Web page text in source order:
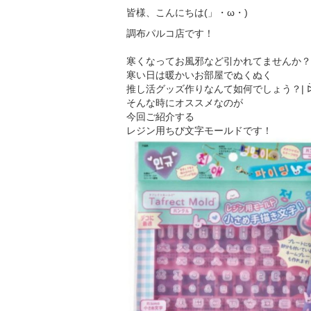
皆様、こんにちは(」・ω・)
調布パルコ店です！
寒くなってお風邪など引かれてませんか？
寒い日は暖かいお部屋でぬくぬく
推し活グッズ作りなんて如何でしょう？|
そんな時にオススメなのが
今回ご紹介する
レジン用ちび文字モールドです！